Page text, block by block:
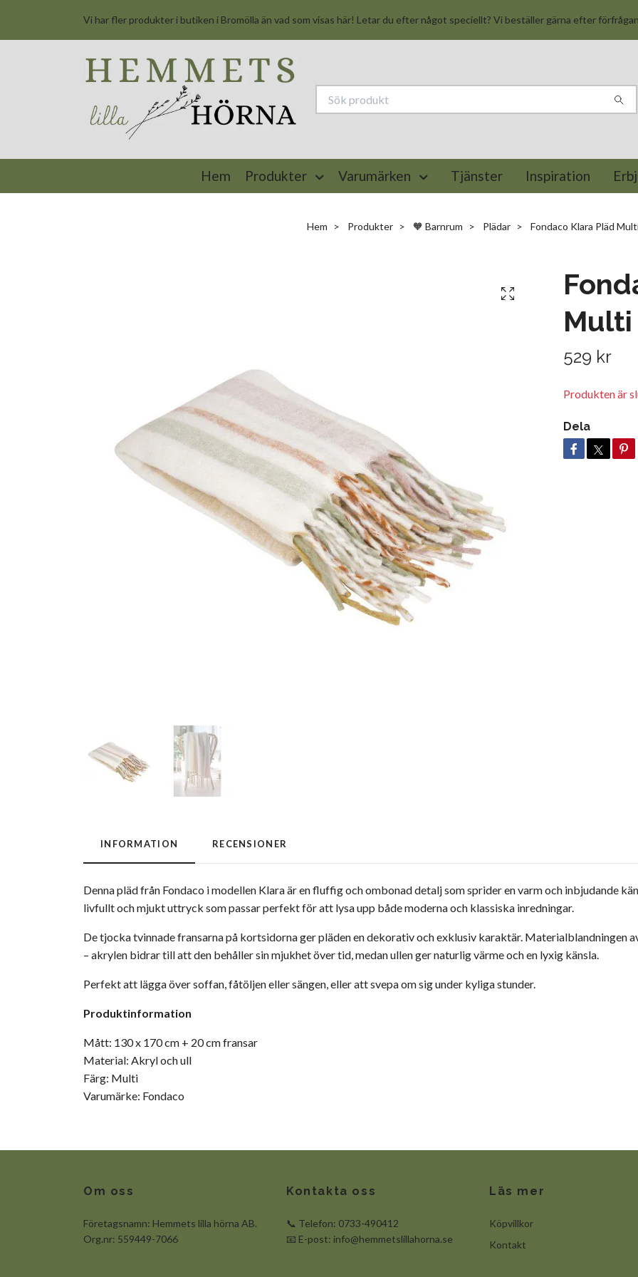
Vi har fler produkter i butiken i Bromölla än vad som visas här! Letar du efter något speciellt? Vi beställer gärna efter
Hem Produkter Varumärken Tjänster Inspiration
Hem Produkter 🧡 Barnrum Plädar Fondaco Klara Pläd
Multi
529 kr
Produkten är
Dela
INFORMATION RECENSIONER
Denna pläd från Fondaco i modellen Klara är en fluffig och ombonad detalj som sprider en varm och inbjudande
livfullt och mjukt uttryck som passar perfekt för att lysa upp både moderna och klassiska inredningar.
De tjocka tvinnade fransarna på kortsidorna ger pläden en dekorativ och exklusiv karaktär. Materialblandningen
– akrylen bidrar till att den behåller sin mjukhet över tid, medan ullen ger naturlig värme och en lyxig känsla.
Perfekt att lägga över soffan, fåtöljen eller sängen, eller att svepa om sig under kyliga stunder.
Produktinformation
Mått: 130 x 170 cm + 20 cm fransar
Material: Akryl och ull
Färg: Multi
Varumärke: Fondaco
Om oss
Företagsnamn: Hemmets lilla hörna AB.
Org.nr: 559449-7066
Kontakta oss
📞 Telefon: 0733-490412
📧 E-post: info@hemmetslillahorna.se
Läs mer
Köpvillkor
Kontakt